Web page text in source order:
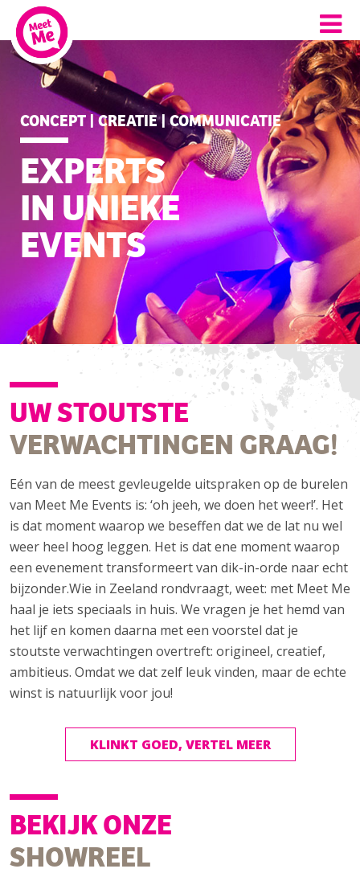
CONCEPT | CREATIE | COMMUNICATIE
EXPERTS
IN UNIEKE
EVENTS
UW STOUTSTE
VERWACHTINGEN GRAAG!
Eén van de meest gevleugelde uitspraken op de burelen
van Meet Me Events is: ‘oh jeeh, we doen het weer!’. Het
is dat moment waarop we beseffen dat we de lat nu wel
weer heel hoog leggen. Het is dat ene moment waarop
een evenement transformeert van dik-in-orde naar echt
bijzonder.Wie in Zeeland rondvraagt, weet: met Meet Me
haal je iets speciaals in huis. We vragen je het hemd van
het lijf en komen daarna met een voorstel dat je
stoutste verwachtingen overtreft: origineel, creatief,
ambitieus. Omdat we dat zelf leuk vinden, maar de echte
winst is natuurlijk voor jou!
KLINKT GOED, VERTEL MEER
BEKIJK ONZE
SHOWREEL